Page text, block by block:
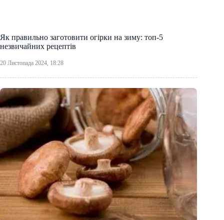
Як правильно заготовити огірки на зиму: топ-5
незвичайних рецептів
20 Листопада 2024, 18:28